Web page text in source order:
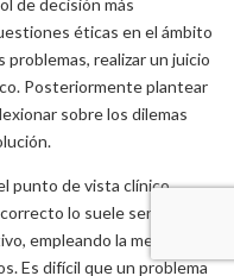
de decisión más
éticas en el ámbito
realizar un juicio
Posteriormente plantear
sobre los dilemas
punto de vista clínico.
lo suele ser también
empleando la metodología
Es difícil que un problema